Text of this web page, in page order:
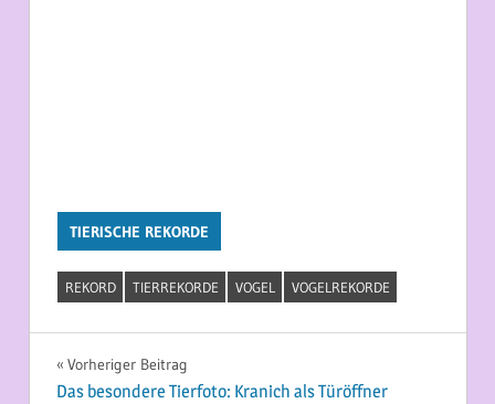
TIERISCHE REKORDE
REKORD TIERREKORDE VOGEL VOGELREKORDE
Beitragsnavigation
Vorheriger Beitrag
Das besondere Tierfoto: Kranich als Türöffner